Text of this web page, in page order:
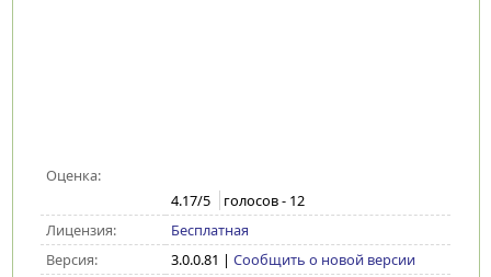
Оценка:
4.17/5 голосов - 12
Лицензия:
Бесплатная
Версия:
3.0.0.81 | Сообщить о новой версии